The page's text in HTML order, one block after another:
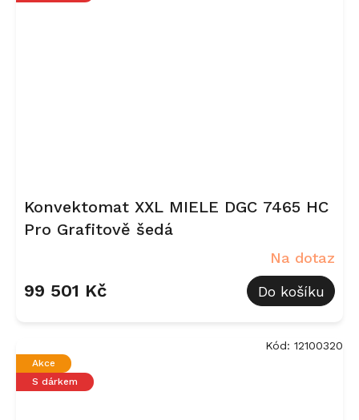
Konvektomat XXL MIELE DGC 7465 HC
Pro Grafitově šedá
Na dotaz
99 501 Kč Do košíku
Akce
S dárkem
Kód: 12100320